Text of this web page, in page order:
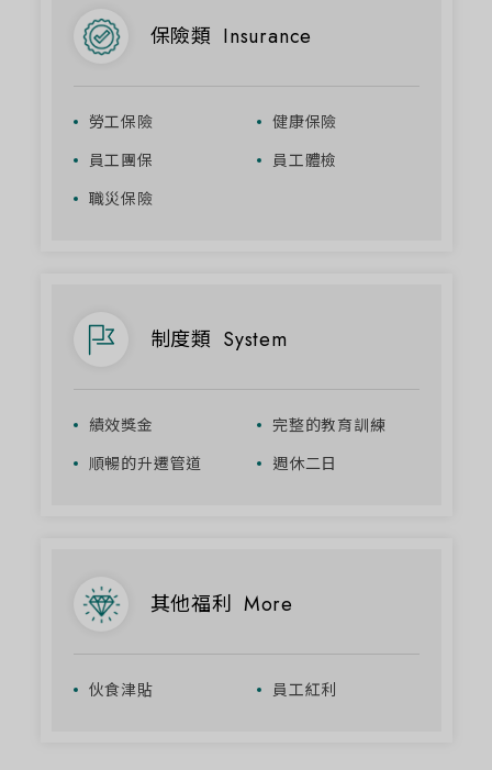
保險類 Insurance
勞工保險
健康保險
員工團保
員工體檢
職災保險
制度類 System
績效獎金
完整的教育訓練
順暢的升遷管道
週休二日
其他福利 More
伙食津貼 員工紅利